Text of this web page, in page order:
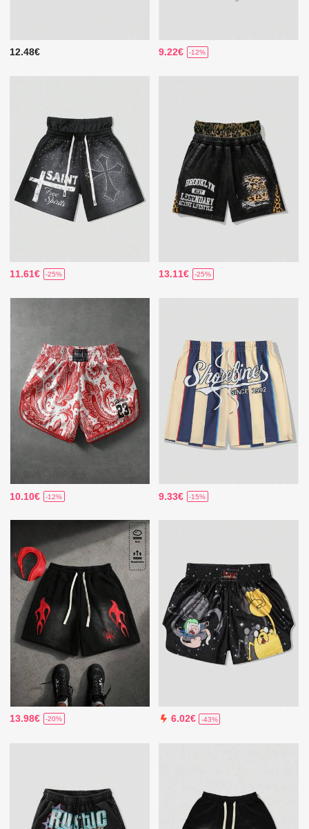
12.48€ 9.22€ -12%
11.61€ -25% 13.11€ -25%
10.10€ -12% 9.33€ -15%
13.98€ -20% 6.02€ -43%